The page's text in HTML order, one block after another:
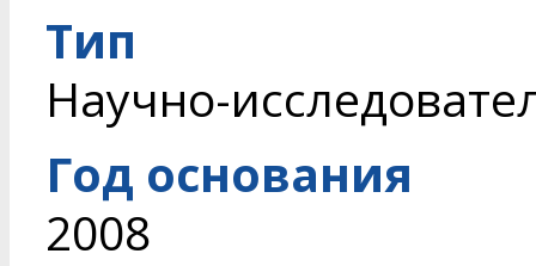
Тип
Научно-
Год основания
2008